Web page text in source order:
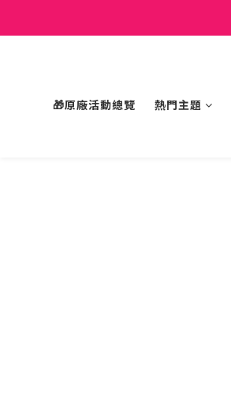
🎁原廠活動總覽 熱門主題